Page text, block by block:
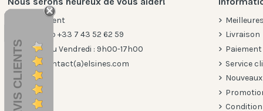
Service client
WhatsApp +33 7 43 52 62 59
Du lundi au Vendredi : 9h00-17h00
E-mail: contact(a)elsines.com
Livraison
Service
AVIS CLIENTS